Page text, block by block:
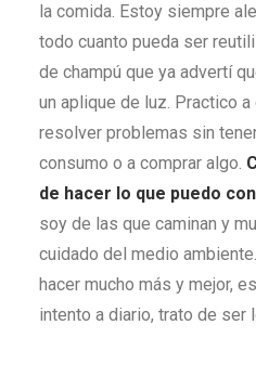
la comida. Estoy siempre
todo cuanto pueda ser
de champú que ya advertí
un aplique de luz. Practico
resolver problemas sin
consumo o a comprar algo.
de hacer lo que puedo
soy de las que caminan y
cuidado del medio
hacer mucho más y mejor,
intento a diario, trato de ser